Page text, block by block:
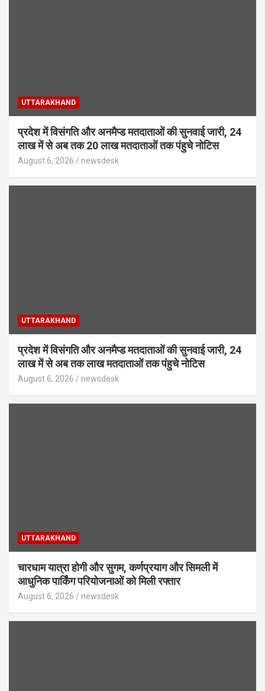
UTTARAKHAND
प्रदेश में विसंगति और अनमैप्ड मतदाताओं की सुनवाई जारी, 24
लाख में से अब तक 20 लाख मतदाताओं तक पंहुचे नोटिस
August 6, 2026 newsdesk
UTTARAKHAND
प्रदेश में विसंगति और अनमैप्ड मतदाताओं की सुनवाई जारी, 24
लाख में से अब तक लाख मतदाताओं तक पंहुचे नोटिस
August 6, 2026 newsdesk
UTTARAKHAND
चारधाम यात्रा होगी और सुगम, कर्णप्रयाग और सिमली में
आधुनिक पार्किंग परियोजनाओं को मिली रफ्तार
August 6, 2026 newsdesk